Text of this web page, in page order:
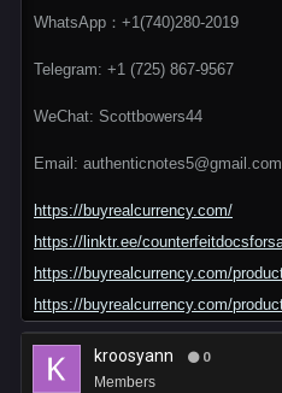
WhatsApp：+1(740)280-2019
Telegram: +1 (725) 867-9567
WeChat: Scottbowers44
Email: authenticnotes5@gmail.com
https://buyrealcurrency.com/
https://linktr.ee/
https://buyrealcurrency.com/
https://buyrealcurrency.com/
kroosyann 0
Members